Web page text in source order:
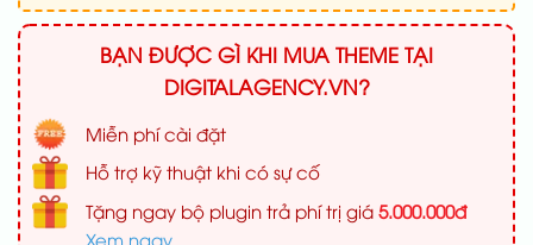
BẠN ĐƯỢC GÌ KHI MUA THEME TẠI
DIGITALAGENCY.VN?
Miễn phí cài đặt
Hỗ trợ kỹ thuật khi có sự cố
Tặng ngay bộ plugin trả phí trị giá 5.000.000đ
Xem ngay